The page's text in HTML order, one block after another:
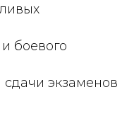
боевого
экзаменов